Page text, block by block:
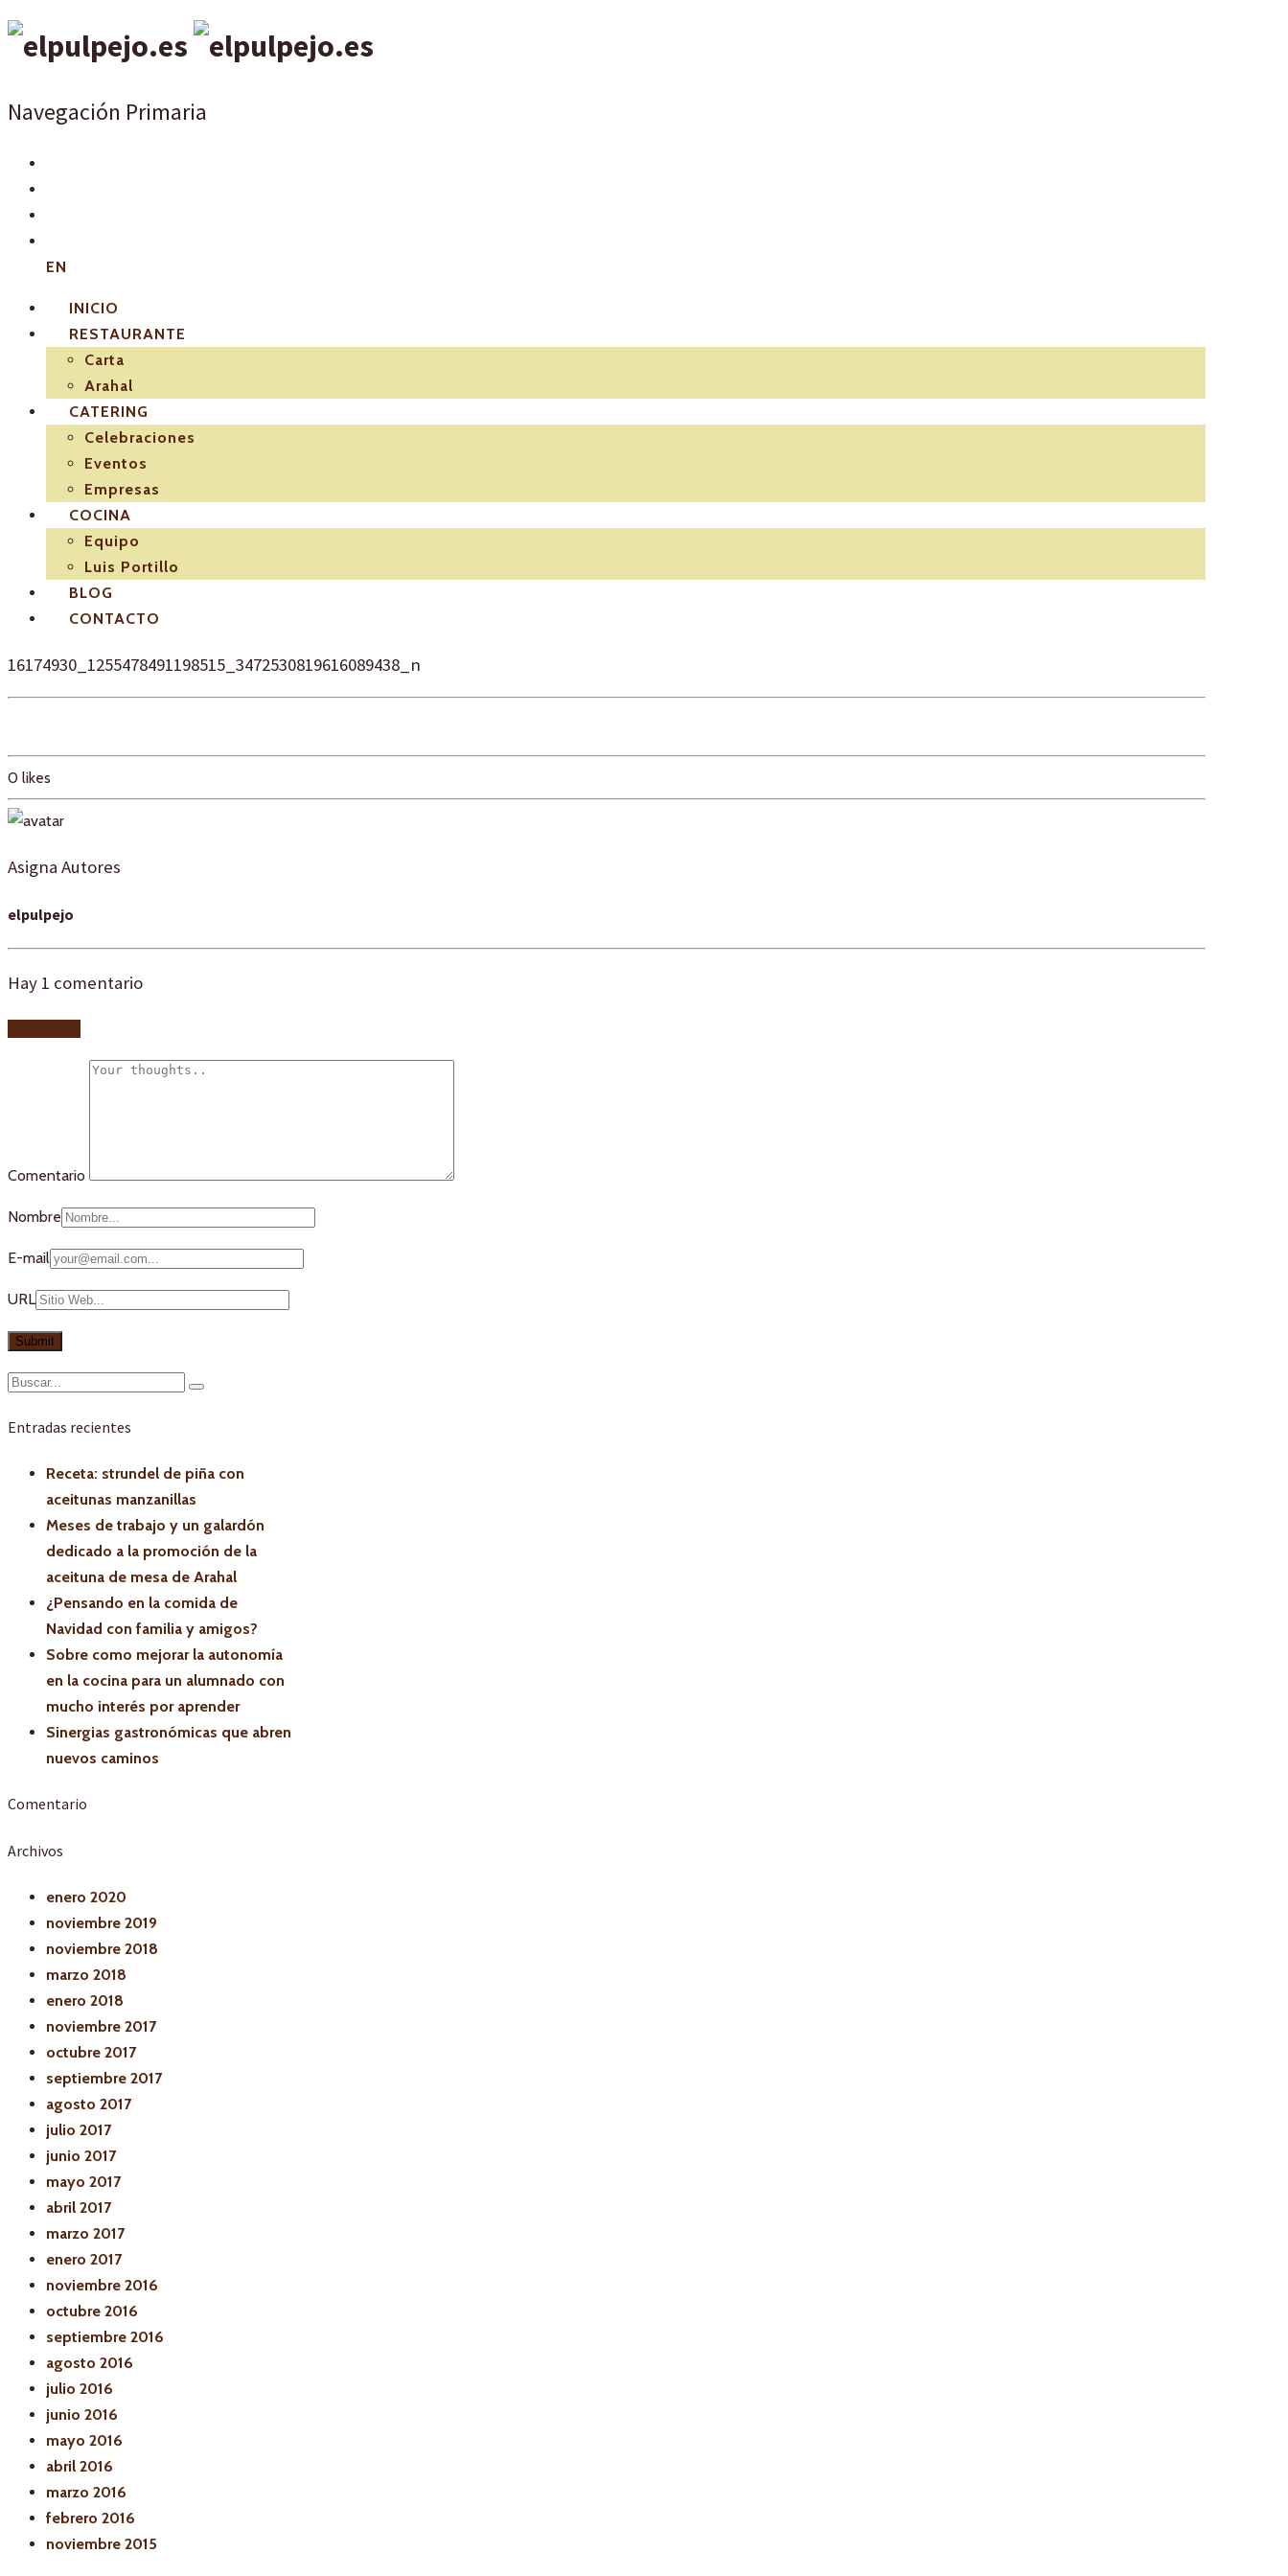
Navegación Primaria
EN
INICIO
RESTAURANTE
Carta
Arahal
CATERING
Celebraciones
Eventos
Empresas
COCINA
Equipo
Luis Portillo
BLOG
CONTACTO
16174930_1255478491198515_3472530819616089438_n
0 likes
Asigna Autores
elpulpejo
Hay 1 comentario
Comentario
Nombre
E-mail
URL
Entradas recientes
Receta: strundel de piña con
aceitunas manzanillas
Meses de trabajo y un galardón
dedicado a la promoción de la
aceituna de mesa de Arahal
¿Pensando en la comida de
Navidad con familia y amigos?
Sobre como mejorar la autonomía
en la cocina para un alumnado con
mucho interés por aprender
Sinergias gastronómicas que abren
nuevos caminos
Comentario
Archivos
enero 2020
noviembre 2019
noviembre 2018
marzo 2018
enero 2018
noviembre 2017
octubre 2017
septiembre 2017
agosto 2017
julio 2017
junio 2017
mayo 2017
abril 2017
marzo 2017
enero 2017
noviembre 2016
octubre 2016
septiembre 2016
agosto 2016
julio 2016
junio 2016
mayo 2016
abril 2016
marzo 2016
febrero 2016
noviembre 2015